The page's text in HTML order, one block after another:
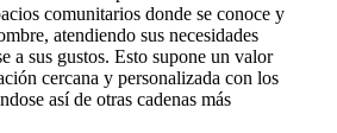
comunitarios donde se conoce y
atendiendo sus necesidades
a sus gustos. Esto supone un valor
cercana y personalizada con los
así de otras cadenas más